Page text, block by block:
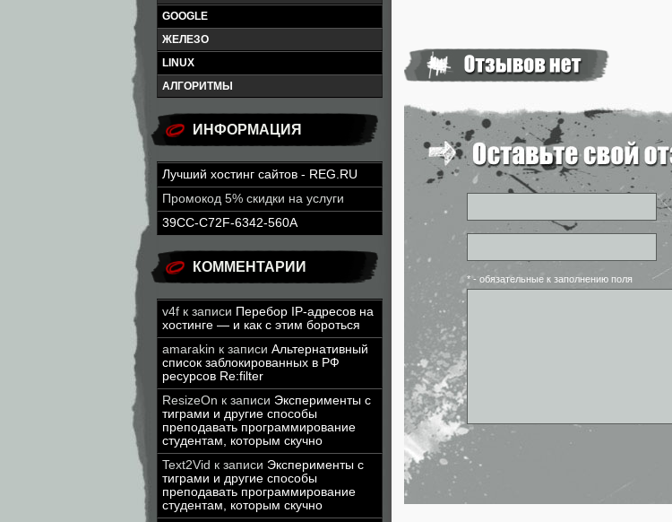
GOOGLE
ЖЕЛЕЗО
LINUX
АЛГОРИТМЫ
ИНФОРМАЦИЯ
Лучший хостинг сайтов - REG.RU
Промокод 5% скидки на услуги
39CC-C72F-6342-560A
КОММЕНТАРИИ
v4f к записи Перебор IP-адресов на
хостинге — и как с этим бороться
amarakin к записи Альтернативный
список заблокированных в РФ
ресурсов Re:filter
ResizeOn к записи Эксперименты с
тиграми и другие способы
преподавать программирование
студентам, которым скучно
Text2Vid к записи Эксперименты с
тиграми и другие способы
преподавать программирование
студентам, которым скучно
* - обязательные к заполнению поля